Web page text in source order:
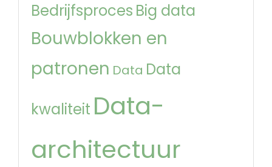
Bedrijfsproces Big data
Bouwblokken en
patronen Data Data
kwaliteit Data-
architectuur